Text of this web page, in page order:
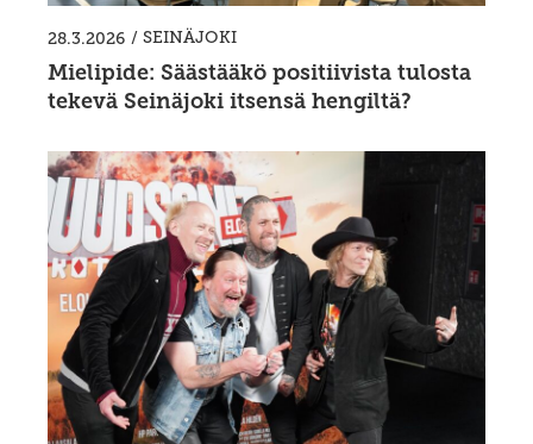
28.3.2026 / SEINÄJOKI
Mielipide: Säästääkö positiivista tulosta
tekevä Seinäjoki itsensä hengiltä?